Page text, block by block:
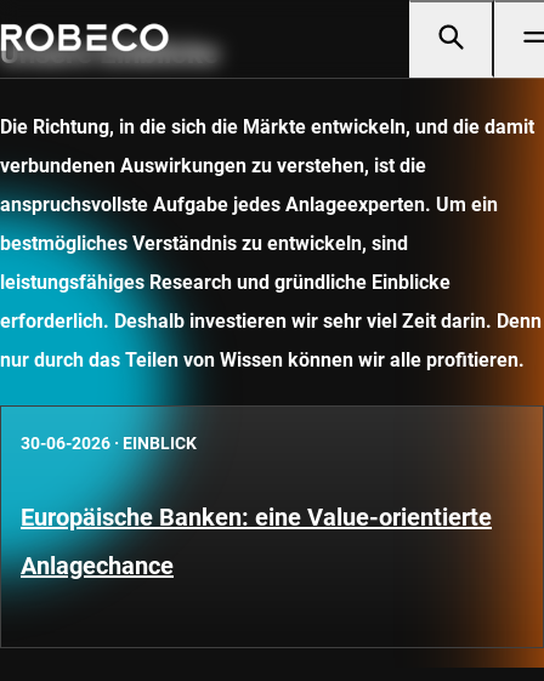
Unsere Einblicke
Die Richtung, in die sich die Märkte entwickeln, und die damit
verbundenen Auswirkungen zu verstehen, ist die
anspruchsvollste Aufgabe jedes Anlageexperten. Um ein
bestmögliches Verständnis zu entwickeln, sind
leistungsfähiges Research und gründliche Einblicke
erforderlich. Deshalb investieren wir sehr viel Zeit darin. Denn
nur durch das Teilen von Wissen können wir alle profitieren.
30-06-2026 · EINBLICK
Europäische Banken: eine Value-orientierte
Anlagechance